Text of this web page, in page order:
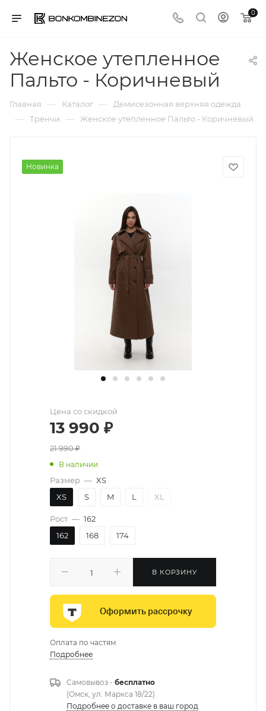
0
Женское утепленное
Пальто - Коричневый
Главная — Каталог — Демисезонная верхняя одежда
— Тренчи — Женское утепленное Пальто - Коричневый
Новинка
Цена со скидкой
13 990 ₽
21 990₽
В наличии
Размер — XS
XS
S M L XL
Рост — 162
162
168 174
В КОРЗИНУ
Оформить рассрочку
Оплата по частям
Подробнее
Самовывоз - бесплатно
(Омск, ул. Маркса 18/22)
Подробнее о доставке в ваш город